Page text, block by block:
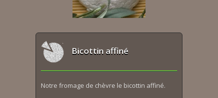
Bicottin affiné
Notre fromage de chèvre le bicottin affiné.